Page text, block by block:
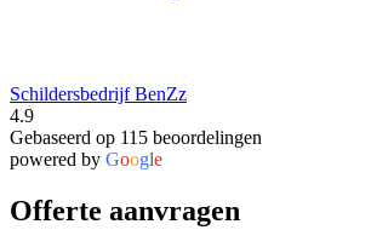
Schildersbedrijf BenZz
4.9
Gebaseerd op 115 beoordelingen
powered by Google
Offerte aanvragen